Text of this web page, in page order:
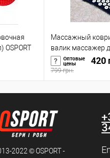
OSPORT
Массажный
валик массажер
головы/тела
Оптовые
цены 420
799 грн.
2022 © OSPORT -